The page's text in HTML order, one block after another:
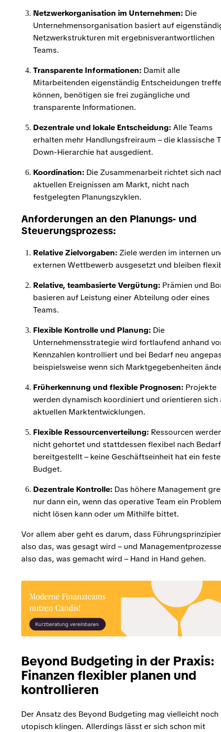
Netzwerkorganisation im Unternehmen: Die
Unternehmensorganisation basiert auf
Netzwerkstrukturen mit ergebnisverantwortlichen
Teams.
Transparente Informationen: Damit alle
Mitarbeitenden eigenständig Entscheidungen
können, benötigen sie frei zugängliche und
transparente Informationen.
Dezentrale und lokale Entscheidung: Alle Teams
erhalten mehr Handlungsfreiraum – die klassische
Down-Hierarchie hat ausgedient.
Koordination: Die Zusammenarbeit richtet sich
aktuellen Ereignissen am Markt, nicht nach
festgelegten Planungszyklen.
Anforderungen an den Planungs- und
Steuerungsprozess:
Relative Zielvorgaben: Ziele werden im internen
externen Wettbewerb ausgesetzt und bleiben
Relative, teambasierte Vergütung: Prämien und
basieren auf Leistung einer Abteilung oder eines
Teams.
Flexible Kontrolle und Planung: Die
Unternehmensstrategie wird fortlaufend anhand
Kennzahlen kontrolliert und bei Bedarf neu
beispielsweise wenn sich Marktgegebenheiten
Früherkennung und flexible Prognosen: Projekte
werden dynamisch koordiniert und orientieren sich
aktuellen Marktentwicklungen.
Flexible Ressourcenverteilung: Ressourcen
nicht gehortet und stattdessen flexibel nach Bedarf
bereitgestellt – keine Geschäftseinheit hat ein
Budget.
Dezentrale Kontrolle: Das höhere Management
nur dann ein, wenn das operative Team ein Problem
nicht lösen kann oder um Mithilfe bittet.
Vor allem aber geht es darum, dass
also das, was gesagt wird – und
also das, was gemacht wird – Hand in Hand gehen.
Beyond Budgeting in der Praxis:
Finanzen flexibler planen und
kontrollieren
Der Ansatz des Beyond Budgeting mag vielleicht noch
utopisch klingen. Allerdings lässt er sich schon mit